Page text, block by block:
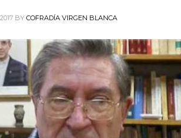
BY COFRADÍA VIRGEN BLANCA